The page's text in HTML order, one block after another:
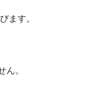
ます。
。